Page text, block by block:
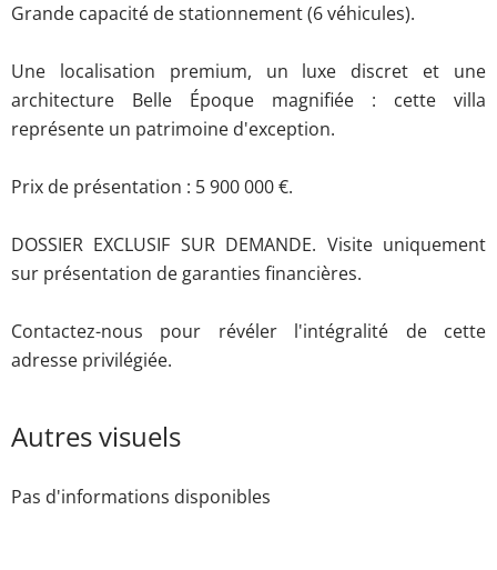
Grande capacité de stationnement (6 véhicules).
Une localisation premium, un luxe discret et une
architecture Belle Époque magnifiée : cette villa
représente un patrimoine d'exception.
Prix de présentation : 5 900 000 €.
DOSSIER EXCLUSIF SUR DEMANDE. Visite uniquement
sur présentation de garanties financières.
Contactez-nous pour révéler l'intégralité de cette
adresse privilégiée.
Autres visuels
Pas d'informations disponibles